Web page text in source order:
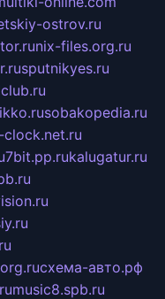
ostrov.ru
nix-files.org.ru
sputnikyes.ru
sobakopedia.ru
clock.net.ru
7bit.pp.rukalugatur.ru
схема-авто.рф
music8.spb.ru